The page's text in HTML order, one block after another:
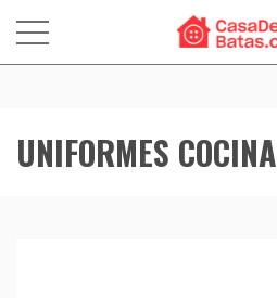
UNIFORMES COCINA